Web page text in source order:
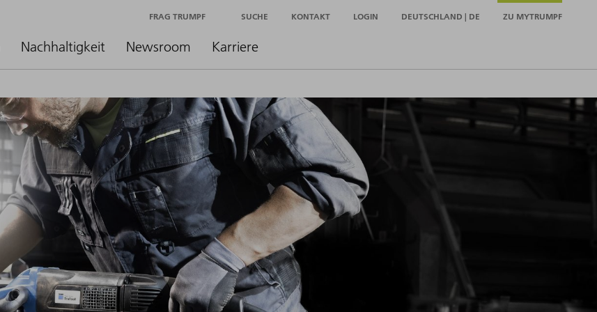
Nachhaltigkeit Newsroom Karriere
FRAG TRUMPF SUCHE KONTAKT LOGIN DEUTSCHLAND | DE ZU MYTRUMPF